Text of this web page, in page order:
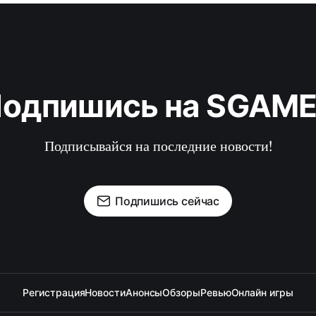
на
Подписывайся на последние новости!
Подпишись сейчас
РегистрацияНовостиАнонсыОбзорыРевьюОнлайн игры